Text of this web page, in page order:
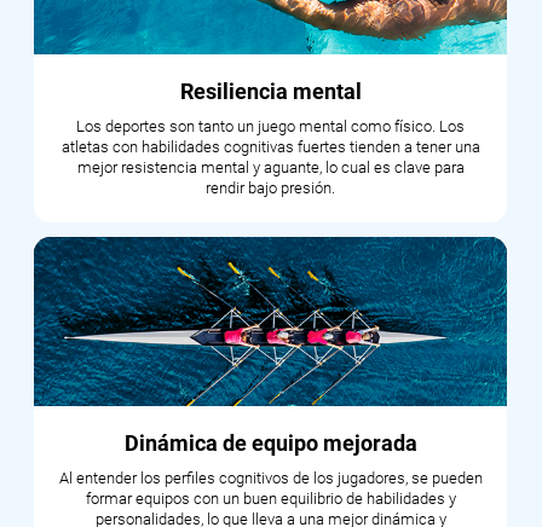
Resiliencia mental
Los deportes son tanto un juego mental como físico. Los
atletas con habilidades cognitivas fuertes tienden a tener una
mejor resistencia mental y aguante, lo cual es clave para
rendir bajo presión.
Dinámica de equipo mejorada
Al entender los perfiles cognitivos de los jugadores, se pueden
formar equipos con un buen equilibrio de habilidades y
personalidades, lo que lleva a una mejor dinámica y